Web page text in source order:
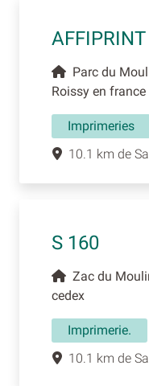
AFFIPRINT
Parc du
Roissy en france
Imprimeries
10.1 km de
S 160
Zac du
cedex
Imprimerie.
10.1 km de